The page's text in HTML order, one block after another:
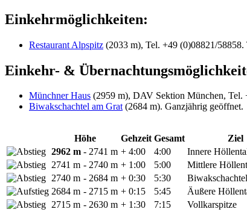
Einkehrmöglichkeiten:
Restaurant Alpspitz (2033 m), Tel. +49 (0)08821/
Einkehr- &
Münchner Haus (2959 m), DAV Sektion München,
Biwakschachtel am Grat(2684 m). Ganzjährig geöffnet.
Höhe Gehzeit Gesamt
Ziel
2962 m - 2741 m + 4:00 4:00
Innere
2741 m - 2740 m + 1:00 5:00
Mittlere
2740 m - 2684 m + 0:30 5:30
2684 m - 2715 m + 0:15 5:45
Äußere
2715 m - 2630 m + 1:30 7:15 Vollkarspitze